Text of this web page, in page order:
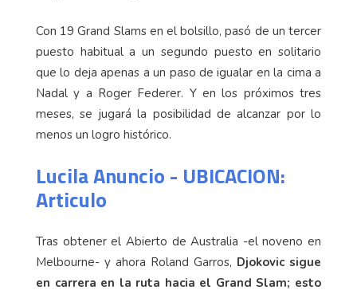
Con 19 Grand Slams en el bolsillo, pasó de un tercer
puesto habitual a un segundo puesto en solitario
que lo deja apenas a un paso de igualar en la cima a
Nadal y a Roger Federer. Y en los próximos tres
meses, se jugará la posibilidad de alcanzar por lo
menos un logro histórico.
Lucila Anuncio - UBICACION:
Articulo
Tras obtener el Abierto de Australia -el noveno en
Melbourne- y ahora Roland Garros, Djokovic sigue
en carrera en la ruta hacia el Grand Slam; esto